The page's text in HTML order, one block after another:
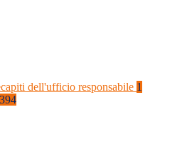
dell'ufficio responsabile 1
394